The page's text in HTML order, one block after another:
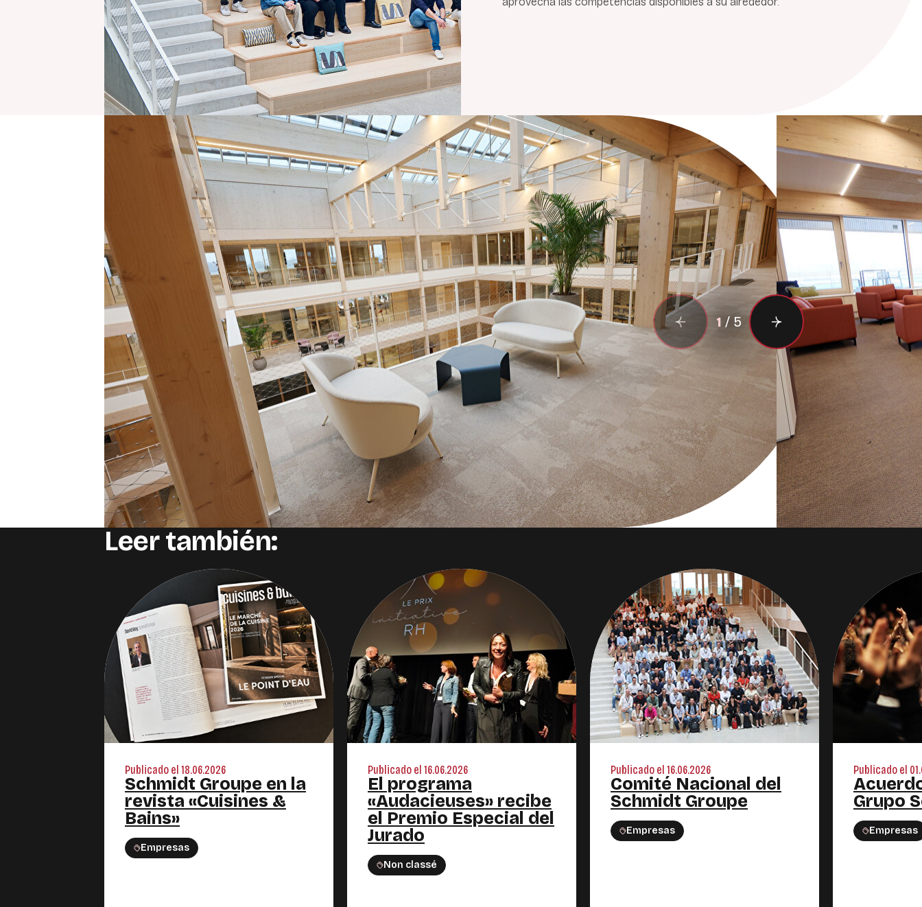
1 / 5
Leer también:
Schmidt Groupe en la
revista «Cuisines &
Bains»
Empresas
Publicado el 18.06.2026
El programa
«Audacieuses» recibe
el Premio Especial del
Jurado
Non classé
Publicado el 16.06.2026
Comité Nacional del
Schmidt Groupe
Empresas
Publicado el 16.06.2026
Grupo
Empresas
Publicado el